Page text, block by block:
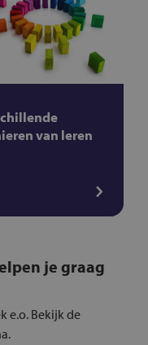
van leren
je graag
e.o. Bekijk de